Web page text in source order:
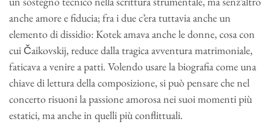
anche amore e fiducia; fra i due c’era tuttavia anche un
elemento di dissidio: Kotek amava anche le donne, cosa con
cui Čaikovskij, reduce dalla tragica avventura matrimoniale,
faticava a venire a patti. Volendo usare la biografia come una
chiave di lettura della composizione, si può pensare che nel
concerto risuoni la passione amorosa nei suoi momenti più
estatici, ma anche in quelli più conflittuali.